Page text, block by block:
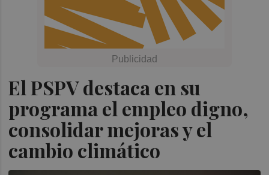
El PSPV destaca en su
programa el empleo digno,
consolidar mejoras y el
cambio climático